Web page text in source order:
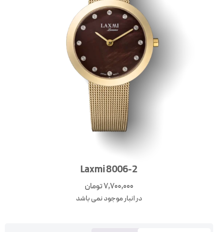
Laxmi 8006-2
7,700,000تومان
در انبار موجود نمی باشد